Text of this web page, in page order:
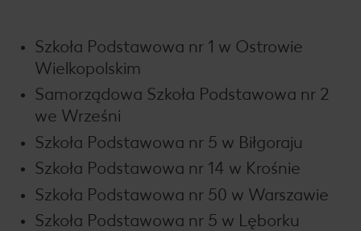
Szkoła Podstawowa nr 1 w Ostrowie
Wielkopolskim
Samorządowa Szkoła Podstawowa nr 2
we Wrześni
Szkoła Podstawowa nr 5 w Biłgoraju
Szkoła Podstawowa nr 14 w Krośnie
Szkoła Podstawowa nr 50 w Warszawie
Szkoła Podstawowa nr 5 w Lęborku